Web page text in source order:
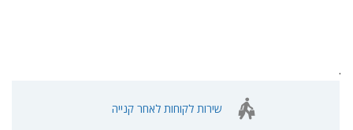
.
שירות לקוחות לאחר קנייה